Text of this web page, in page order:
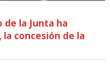
de la Junta ha
concesión de la